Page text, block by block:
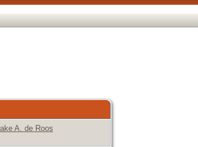
A. de Roos